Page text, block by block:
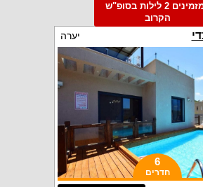
למזמינים 2 לילות בסופ"ש
הקרוב
יערה
6
חדרים